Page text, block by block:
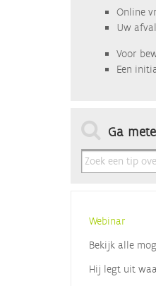
Online
Uw
Voor
Een
Ga
Webinar
Bekijk alle
Hij legt uit